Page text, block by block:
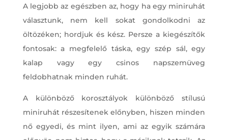
A legjobb az egészben az, hogy ha egy miniruhát
választunk, nem kell sokat gondolkodni az
öltözéken; hordjuk és kész. Persze a kiegészítők
fontosak: a megfelelő táska, egy szép sál, egy
kalap vagy egy csinos napszemüveg
feldobhatnak minden ruhát.
A különböző korosztályok különböző stílusú
miniruhát részesítenek előnyben, hiszen minden
nő egyedi, és mint ilyen, ami az egyik számára